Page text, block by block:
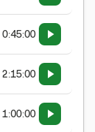
0:45:00
2:15:00
1:00:00